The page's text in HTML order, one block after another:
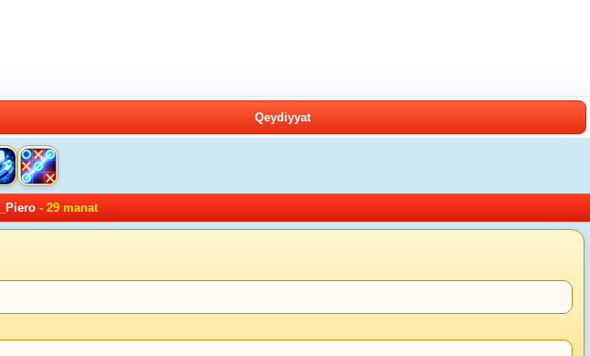
Qeydiyyat
- 29 manat